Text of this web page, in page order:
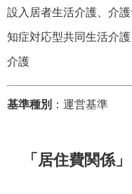
設入居者生活介護、介
知症対応型共同生活介
介護
基準種別 ：運営基準
「居住費関係」